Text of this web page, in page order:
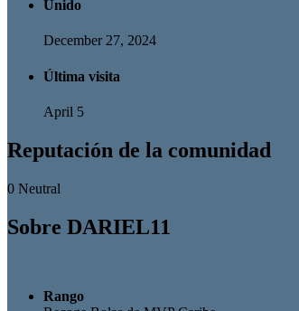
Unido
December 27, 2024
Última visita
April 5
Reputación de la comunidad
0 Neutral
Sobre DARIEL11
Rango